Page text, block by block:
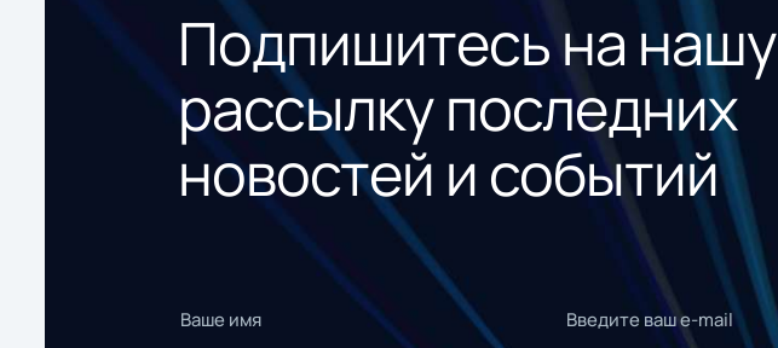
Подпишитесь на нашу
рассылку последних
новостей и событий